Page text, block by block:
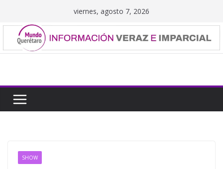
contenido
viernes, agosto 7, 2026
SHOW